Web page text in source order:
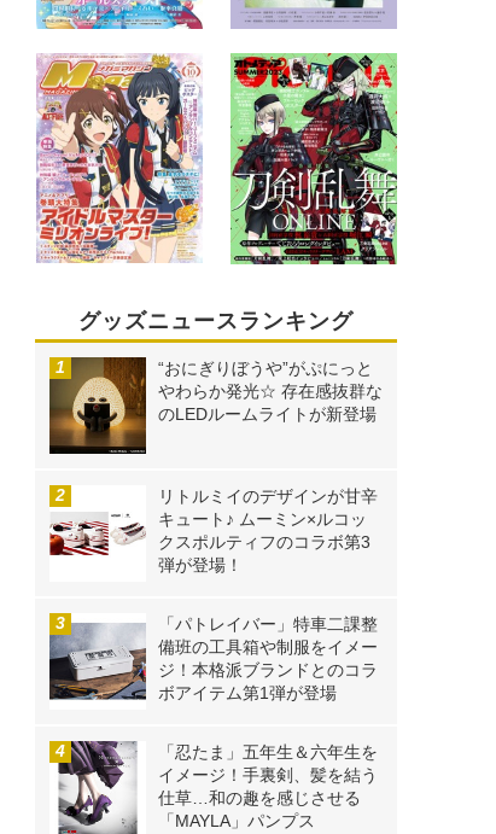
グッズニュースランキング
“おにぎりぼうや”がぷにっと
やわらか発光☆ 存在感抜群な
のLEDルームライトが新登場
リトルミイのデザインが甘辛
キュート♪ ムーミン×ルコッ
クスポルティフのコラボ第3
弾が登場！
「パトレイバー」特車二課整
備班の工具箱や制服をイメー
ジ！本格派ブランドとのコラ
ボアイテム第1弾が登場
「忍たま」五年生＆六年生を
イメージ！手裏剣、髪を結う
仕草…和の趣を感じさせる
「MAYLA」パンプス